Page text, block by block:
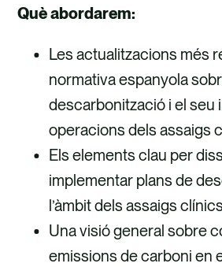
Què abordarem:
Les actualitzacions més
normativa espanyola
descarbonització i el seu
operacions dels assaigs
Els elements clau per
implementar plans de
l’àmbit dels assaigs
Una visió general sobre
emissions de carboni en